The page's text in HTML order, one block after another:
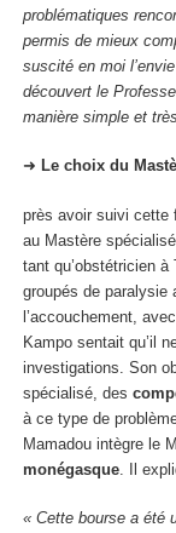
problématiques
permis de mieux
suscité en moi
découvert le
manière simple et
➜ Le choix du
près avoir suivi cette
au Mastère
tant qu’obstétricien
groupés de paralysie
l’accouchement,
Kampo sentait qu’il
investigations. Son
spécialisé, des
à ce type de
Mamadou intègre le
monégasque . Il
« Cette bourse a été